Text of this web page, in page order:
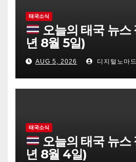
태국소식
오늘의 태국 뉴
년 8월 5일)
AUG 5, 2026 디지털노마드
태국소식
오늘의 태국 뉴
년 8월 4일)